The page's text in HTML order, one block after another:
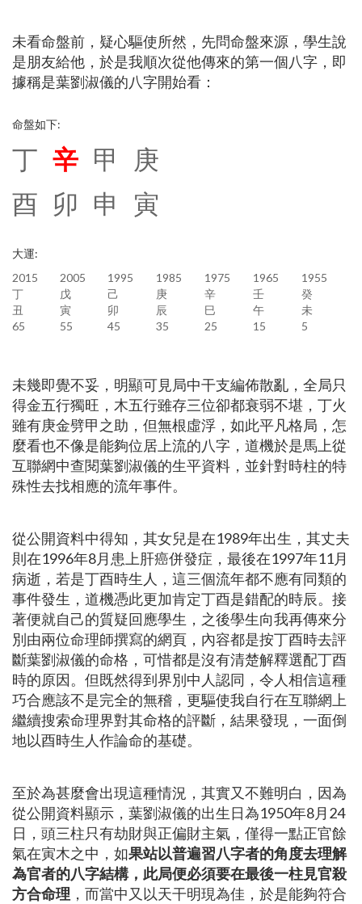
未看命盤前，疑心驅使所然，先問命盤來源，學生說
是朋友給他，於是我順次從他傳來的第一個八字，即
據稱是葉劉淑儀的八字開始看：
命盤如下:
丁 辛 甲 庚
酉 卯 申 寅
大運:
2015
2005 1995 1985 1975 1965
1955
丁
戊 己 庚 辛 壬
癸
丑
寅 卯 辰 巳 午
未
65
55 45 35 25 15 5
未幾即覺不妥，明顯可見局中干支編佈散亂，全局只
得金五行獨旺，木五行雖存三位卻都衰弱不堪，丁火
雖有庚金劈甲之助，但無根虛浮，如此平凡格局，怎
麼看也不像是能夠位居上流的八字，道機於是馬上從
互聯網中查閱葉劉淑儀的生平資料，並針對時柱的特
殊性去找相應的流年事件。
從公開資料中得知，其女兒是在1989年出生，其丈夫
則在1996年8月患上肝癌併發症，最後在1997年11月
病逝，若是丁酉時生人，這三個流年都不應有同類的
事件發生，道機憑此更加肯定丁酉是錯配的時辰。接
著便就自己的質疑回應學生，之後學生向我再傳來分
別由兩位命理師撰寫的網頁，內容都是按丁酉時去評
斷葉劉淑儀的命格，可惜都是沒有清楚解釋選配丁酉
時的原因。但既然得到界別中人認同，令人相信這種
巧合應該不是完全的無稽，更驅使我自行在互聯網上
繼續搜索命理界對其命格的評斷，結果發現，一面倒
地以酉時生人作論命的基礎。
至於為甚麼會出現這種情況，其實又不難明白，因為
從公開資料顯示，葉劉淑儀的出生日為1950年8月24
日，頭三柱只有劫財與正偏財主氣，僅得一點正官餘
氣在寅木之中，如果站以普遍習八字者的角度去理解
為官者的八字結構，此局便必須要在最後一柱見官殺
方合命理 ，而當中又以天干明現為佳，於是能夠符合